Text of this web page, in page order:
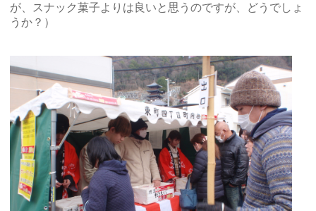
が、スナック菓子よりは良いと思うのですが、どうでしょ
うか？）